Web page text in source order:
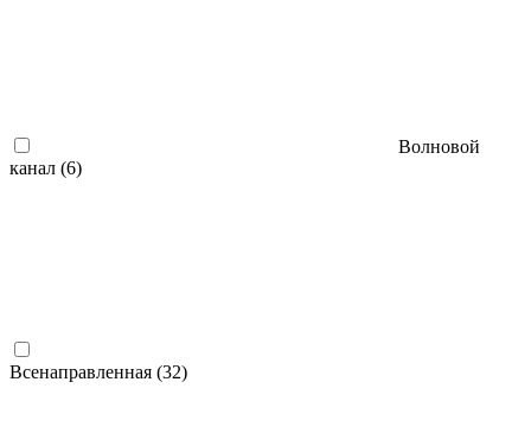
Волновой
канал (6)
Всенаправленная (32)